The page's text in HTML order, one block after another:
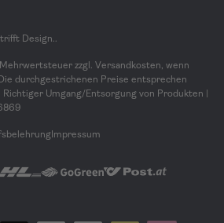
Design..
zzgl. Versandkosten, wenn
durchgestrichenen Preise entsprechen
Umgang/Entsorgung von Produkten |
Impressum